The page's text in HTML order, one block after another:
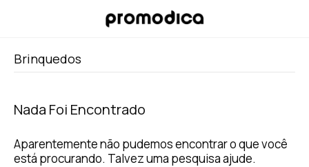
Brinquedos
Nada Foi Encontrado
Aparentemente não pudemos encontrar o que você
está procurando. Talvez uma pesquisa ajude.